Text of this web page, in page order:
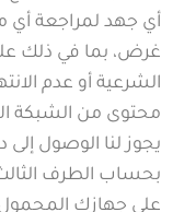
أي جهد لمراجعة أي
غرض، بما في ذلك
الشرعية أو عدم
محتوى من الشبكة
يجوز لنا الوصول
بحساب الطرف
على جهازك